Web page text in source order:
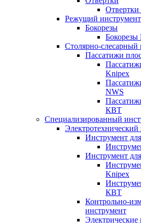
Режущий инструмент
Бокорезы
Бокорезы
Столярно-слесарный
Пассатижи
Knipex
NWS
КВТ
Специализированный
Электротехнический
Инструмент
Инструмент
Knipex
КВТ
Контрольно-
инструмент
Электрические